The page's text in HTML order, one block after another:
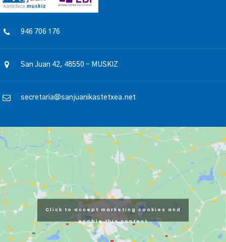
946 706 176
San Juan 42, 48550 – MUSKIZ
secretaria@sanjuanikastetxea.net
Click to accept marketing cookies and
enable this content